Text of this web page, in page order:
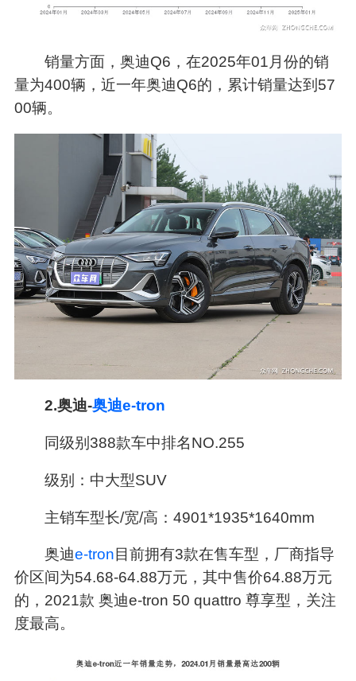
销量方面，奥迪Q6，在2025年01月份的销
量为400辆，近一年奥迪Q6的，累计销量达到57
00辆。
2.奥迪-奥迪e-tron
同级别388款车中排名NO.255
级别：中大型SUV
主销车型长/宽/高：4901*1935*1640mm
奥迪e-tron 目前拥有3款在售车型，厂商指导
价区间为54.68-64.88万元，其中售价64.88万元
的，2021款 奥迪e-tron 50 quattro 尊享型，关注
度最高。